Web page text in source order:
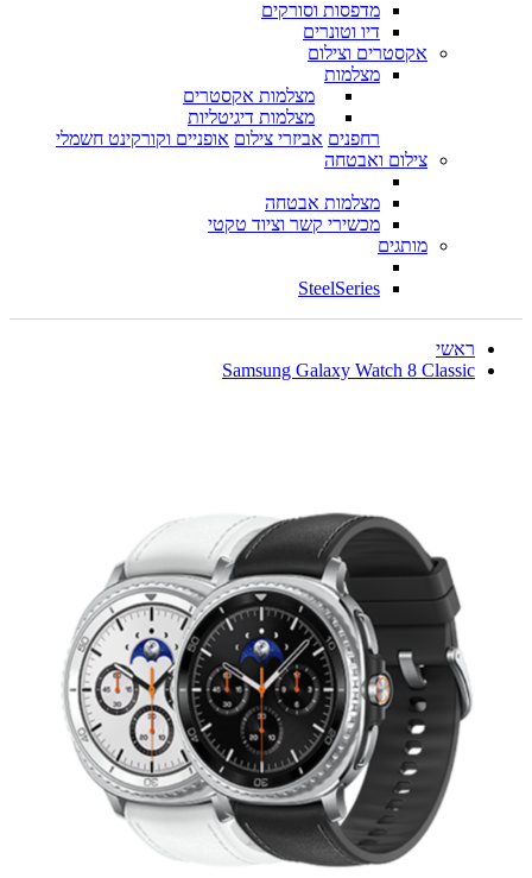
מדפסות וסורקים
דיו וטונרים
אקסטרים וצילום
מצלמות
מצלמות אקסטרים
מצלמות דיגיטליות
רחפנים אביזרי צילום אופניים וקורקינט חשמלי
צילום ואבטחה
מצלמות אבטחה
מכשירי קשר וציוד טקטי
מותגים
SteelSeries
ראשי
Samsung Galaxy Watch 8 Classic